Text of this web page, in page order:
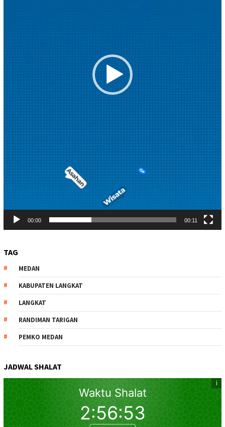
00:00 00:11
TAG
MEDAN
KABUPATEN LANGKAT
LANGKAT
RANDIMAN TARIGAN
PEMKO MEDAN
JADWAL SHALAT